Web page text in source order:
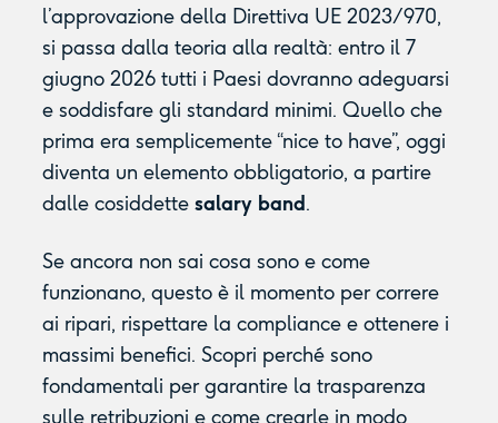
l’approvazione della Direttiva UE 2023/970,
si passa dalla teoria alla realtà: entro il 7
giugno 2026 tutti i Paesi dovranno adeguarsi
e soddisfare gli standard minimi. Quello che
prima era semplicemente “nice to have”, oggi
diventa un elemento obbligatorio, a partire
dalle cosiddette salary band.
Se ancora non sai cosa sono e come
funzionano, questo è il momento per correre
ai ripari, rispettare la compliance e ottenere i
massimi benefici. Scopri perché sono
fondamentali per garantire la trasparenza
sulle retribuzioni e come crearle in modo